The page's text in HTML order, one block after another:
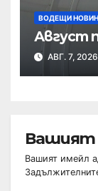
ВОДЕЩИ
Август
АВГ. 7, 2026
Вашият
Вашият имейл